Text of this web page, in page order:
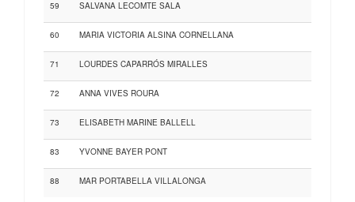
59 SALVANA LECOMTE SALA
60 MARIA VICTORIA ALSINA CORNELLANA
71 LOURDES CAPARRÓS MIRALLES
72 ANNA VIVES ROURA
73 ELISABETH MARINE BALLELL
83 YVONNE BAYER PONT
88 MAR PORTABELLA VILLALONGA